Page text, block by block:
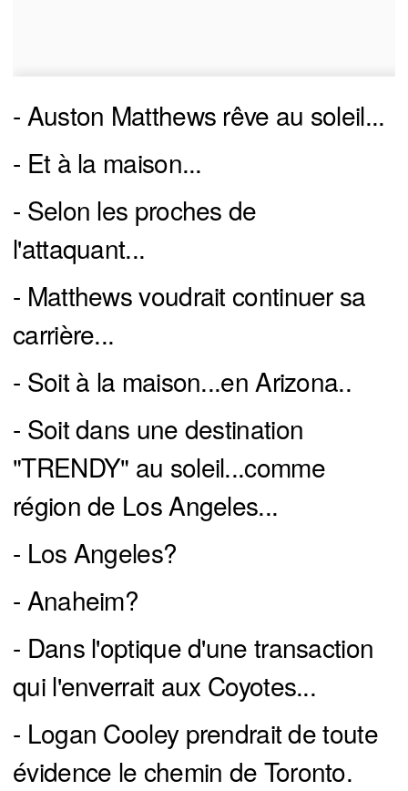
- Auston Matthews rêve au soleil...
- Et à la maison...
- Selon les proches de
l'attaquant...
- Matthews voudrait continuer sa
carrière...
- Soit à la maison...en Arizona..
- Soit dans une destination
"TRENDY" au soleil...comme
région de Los Angeles...
- Los Angeles?
- Anaheim?
- Dans l'optique d'une transaction
qui l'enverrait aux Coyotes...
- Logan Cooley prendrait de toute
évidence le chemin de Toronto.